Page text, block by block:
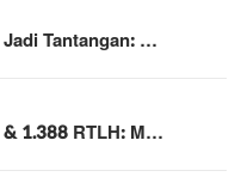
Tantangan: …
1.388 RTLH: M…